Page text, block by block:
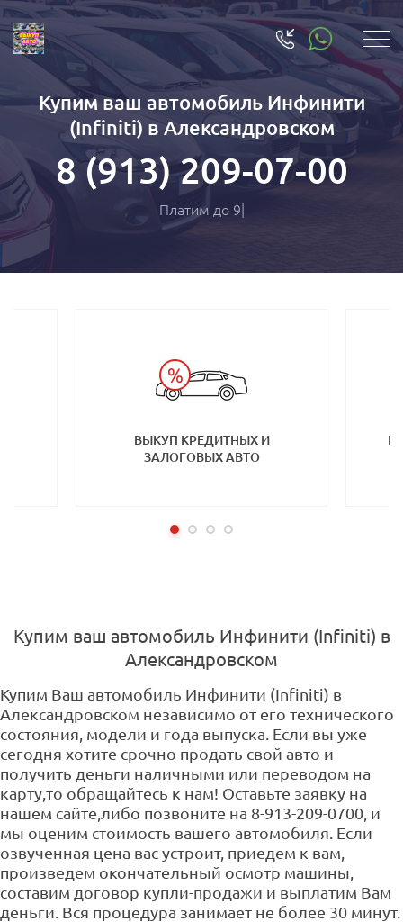
Купим ваш автомобиль Инфинити
(Infiniti) в Александровском
8 (913) 209-07-00
Платим
ВЫКУП КРЕДИТНЫХ И
ЗАЛОГОВЫХ АВТО
Купим ваш автомобиль Инфинити (Infiniti) в
Александровском
Купим Ваш автомобиль Инфинити (Infiniti) в
Александровском независимо от его технического
состояния, модели и года выпуска. Если вы уже
сегодня хотите срочно продать свой авто и
получить деньги наличными или переводом на
карту,то обращайтесь к нам! Оставьте заявку на
нашем сайте,либо позвоните на 8-913-209-0700, и
мы оценим стоимость вашего автомобиля. Если
озвученная цена вас устроит, приедем к вам,
произведем окончательный осмотр машины,
составим договор купли-продажи и выплатим Вам
деньги. Вся процедура занимает не более 30 минут.